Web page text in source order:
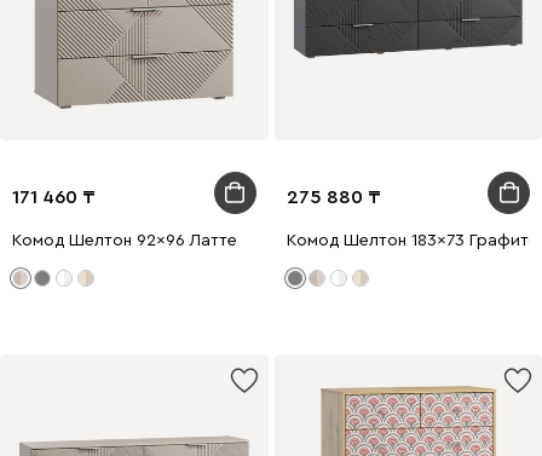
171 460
Комод Шелтон 92x96 Латте
275 880
Комод Шелтон 183x73